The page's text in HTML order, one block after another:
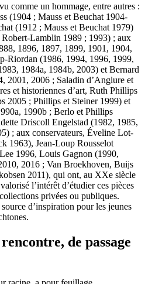
comme un hommage, entre autres :
(1904 ; Mauss et Beuchat 1904-
(1912 ; Mauss et Beuchat 1979)
Lamblin 1989 ; 1993) ; aux
1896, 1897, 1899, 1901, 1904,
Riordan (1986, 1994, 1996, 1999,
1984a, 1984b, 2003) et Bernard
2001, 2006 ; Saladin d’Anglure et
et historiennes d’art, Ruth Phillips
2005 ; Phillips et Steiner 1999) et
1990b ; Berlo et Phillips
Driscoll Engelstad (1982, 1985,
; aux conservateurs, Éveline Lot-
1963), Jean-Loup Rousselot
1996, Louis Gagnon (1990,
2016 ; Van Broekhoven, Buijs
2011), qui ont, au XXe siècle
l’intérêt d’étudier ces pièces
privées ou publiques.
d’inspiration pour les jeunes
de passage